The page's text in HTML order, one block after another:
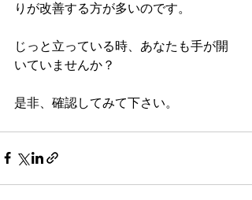
りが改善する方が多いのです。
じっと立っている時、あなたも手が開
いていませんか？
是非、確認してみて下さい。